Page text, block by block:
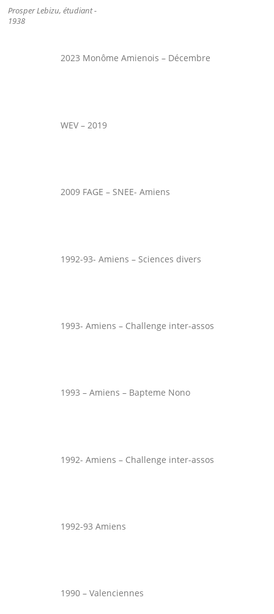
Prosper Lebizu, étudiant -
1938
2023 Monôme Amienois – Décembre
WEV – 2019
2009 FAGE – SNEE- Amiens
1992-93- Amiens – Sciences divers
1993- Amiens – Challenge inter-assos
1993 – Amiens – Bapteme Nono
1992- Amiens – Challenge inter-assos
1992-93 Amiens
1990 – Valenciennes